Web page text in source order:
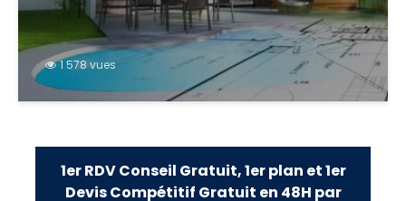
1 578 vues
1er RDV Conseil Gratuit, 1er plan et 1er
Devis Compétitif Gratuit en 48H par